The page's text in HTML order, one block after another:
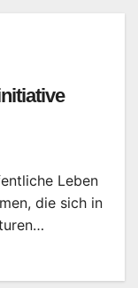
Leben
die sich in